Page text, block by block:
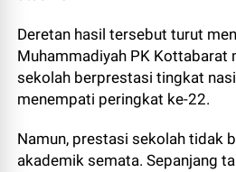
Deretan hasil tersebut turut
Muhammadiyah PK Kottabarat
sekolah berprestasi tingkat
menempati peringkat ke-22.
Namun, prestasi sekolah tidak
akademik semata. Sepanjang